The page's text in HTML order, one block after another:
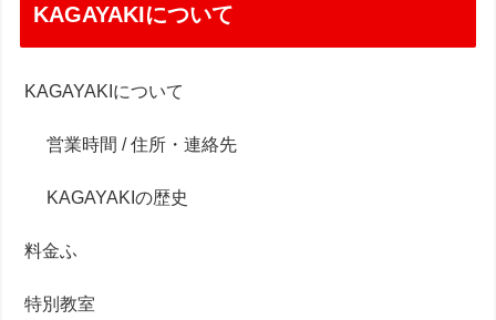
KAGAYAKIについて
KAGAYAKIについて
営業時間 / 住所・連絡先
KAGAYAKIの歴史
料金ふ
特別教室